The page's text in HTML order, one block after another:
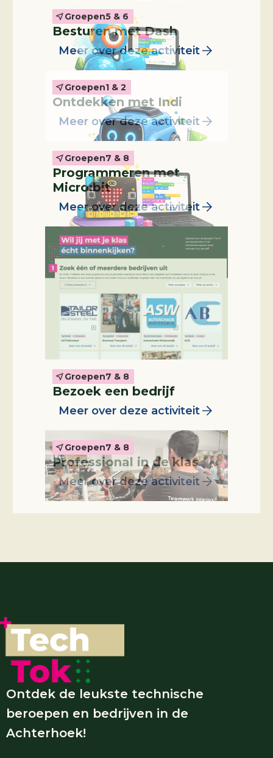
Groepen5 & 6
Besturen met Dash
Meer over deze activiteit
Leskist
Groepen1 & 2
Ontdekken met Indi
Meer over deze activiteit
Leskist
Groepen7 & 8
Programmeren met
Micro:bit
Meer over deze activiteit
Groepen7 & 8
Bezoek een bedrijf
Meer over deze activiteit
Professional in de klas
Groepen7 & 8
Professional in de klas
Meer over deze activiteit
Ontdek de leukste technische
beroepen en bedrijven in de
Achterhoek!